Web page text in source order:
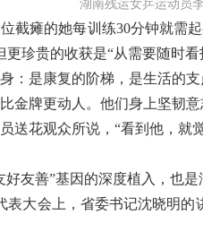
湖南残运女乒运动员
截瘫的她每训练30分钟就需
珍贵的收获是“从需要随时看
：是康复的阶梯，是生活的
金牌更动人。他们身上坚韧
送花观众所说，“看到他，就
友善”基因的深度植入，也是
表大会上，省委书记沈晓明的